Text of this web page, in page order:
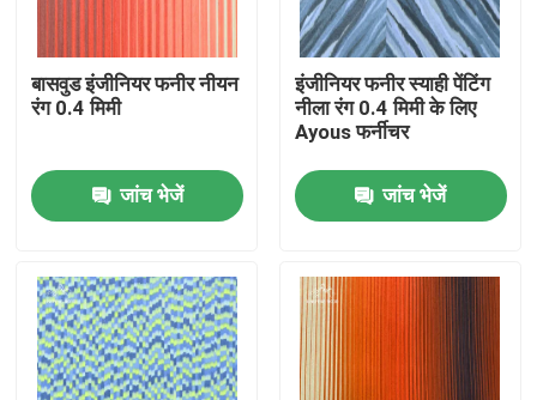
उत्पाद
वीडियो
बासवुड इंजीनियर फनीर नीयन
रंग 0.4 मिमी
जांच भेजें
इंजीनियर फनीर स्याही पेंटिंग
नीला रंग 0.4 मिमी के लिए
Ayous फर्नीचर
जांच भेजें